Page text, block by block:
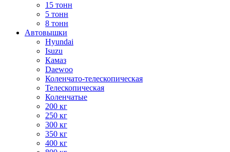
15 тонн
5 тонн
8 тонн
Автовышки
Hyundai
Isuzu
Камаз
Daewoo
Коленчато-телескопическая
Телескопическая
Коленчатые
200 кг
250 кг
300 кг
350 кг
400 кг